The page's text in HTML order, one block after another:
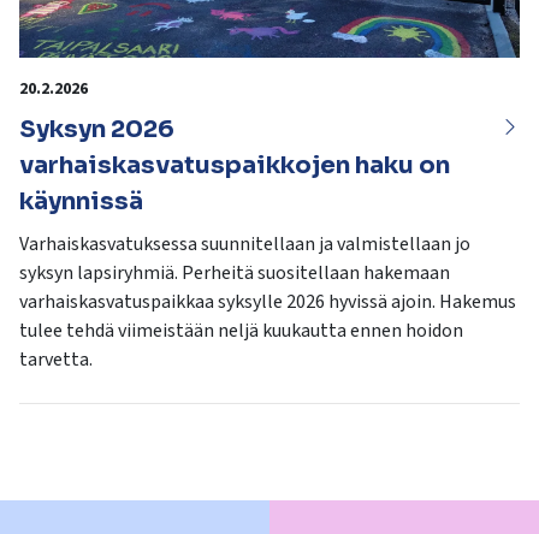
20.2.2026
Syksyn 2026
varhaiskasvatuspaikkojen haku on
käynnissä
Varhaiskasvatuksessa suunnitellaan ja valmistellaan jo
syksyn lapsiryhmiä. Perheitä suositellaan hakemaan
varhaiskasvatuspaikkaa syksylle 2026 hyvissä ajoin. Hakemus
tulee tehdä viimeistään neljä kuukautta ennen hoidon
tarvetta.